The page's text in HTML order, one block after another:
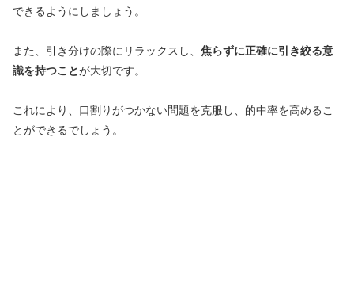
できるようにしましょう。
また、引き分けの際にリラックスし、 焦らずに正確に引き絞る意
識を持つことが大切です。
これにより、口割りがつかない問題を克服し、的中率を高めるこ
とができるでしょう。